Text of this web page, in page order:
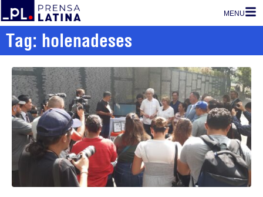
MENU
Tag: holenadeses